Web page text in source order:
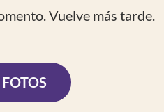
Vuelve más tarde.